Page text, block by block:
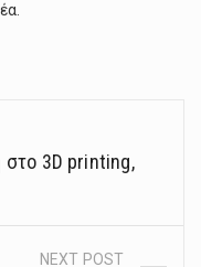
3D printing,
NEXT POST